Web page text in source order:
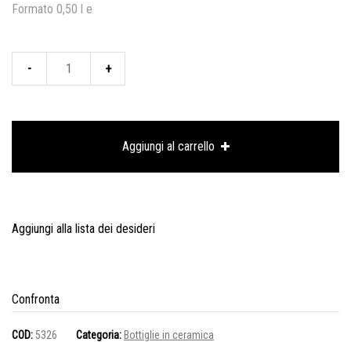
Formato 0,50 l e
ceramica
CICORIA
Aggiungi al carrello
Aggiungi alla lista dei desideri
Confronta
COD:5326 Categoria: Bottiglie in ceramica